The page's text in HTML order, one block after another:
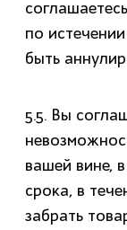
по
быть
5.5. Вы
вашей вине,
срока, в
забрать